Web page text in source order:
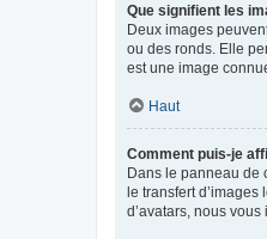
Que signifient les
Deux images
ou des ronds. Elle
est une image
Haut
Comment puis-je
Dans le panneau de
le transfert
d’avatars, nous